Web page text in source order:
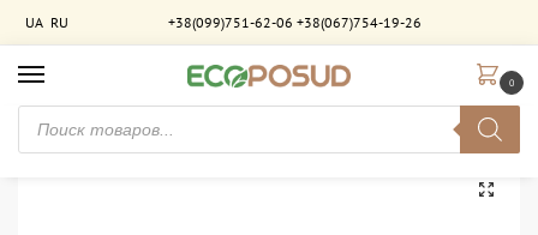
UA RU +38(099)751-62-06 +38(067)754-19-26
0
Главная / Упаковка для фастфуда / Упаковка для снеков “М” Крафт-Чёрный ламинированная (65х115). 750 шт/ящ